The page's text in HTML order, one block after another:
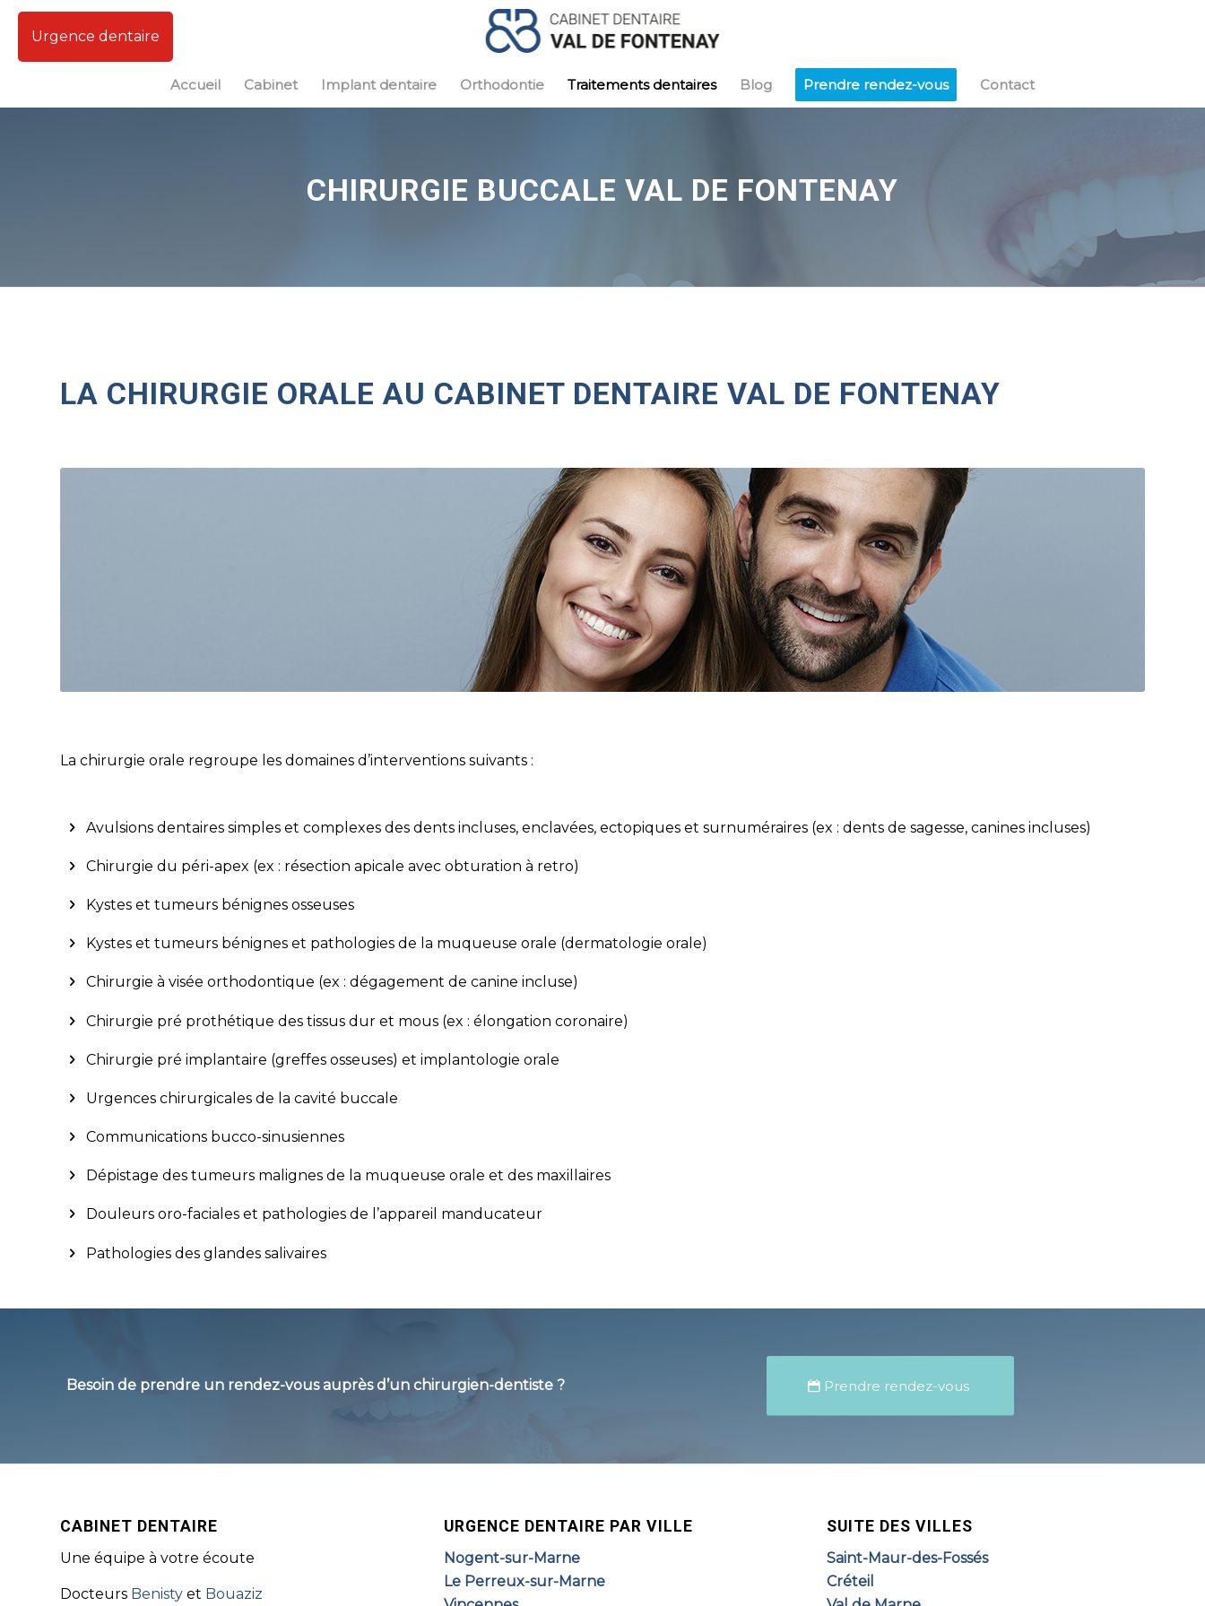
Urgence dentaire
Accueil Cabinet Implant dentaire Orthodontie Traitements dentaires Blog Prendre rendez-vous Contact
CHIRURGIE BUCCALE VAL DE FONTENAY
LA CHIRURGIE ORALE AU CABINET DENTAIRE VAL DE FONTENAY
La chirurgie orale regroupe les domaines d’interventions suivants :
Avulsions dentaires simples et complexes des dents incluses, enclavées, ectopiques et surnuméraires (ex : dents de sagesse, canines incluses)
Chirurgie du péri-apex (ex : résection apicale avec obturation à retro)
Kystes et tumeurs bénignes osseuses
Kystes et tumeurs bénignes et pathologies de la muqueuse orale (dermatologie orale)
Chirurgie à visée orthodontique (ex : dégagement de canine incluse)
Chirurgie pré prothétique des tissus dur et mous (ex : élongation coronaire)
Chirurgie pré implantaire (greffes osseuses) et implantologie orale
Urgences chirurgicales de la cavité buccale
Communications bucco-sinusiennes
Dépistage des tumeurs malignes de la muqueuse orale et des maxillaires
Douleurs oro-faciales et pathologies de l’appareil manducateur
Pathologies des glandes salivaires
Besoin de prendre un rendez-vous auprès d’un chirurgien-dentiste? Prendre rendez-vous
CABINET DENTAIRE
Une équipe à votre écoute
Docteurs Benisty et Bouaziz
URGENCE DENTAIRE PAR VILLE
Nogent-sur-Marne
Le Perreux-sur-Marne
SUITE DES VILLES
Saint-Maur-des-Fossés
Créteil